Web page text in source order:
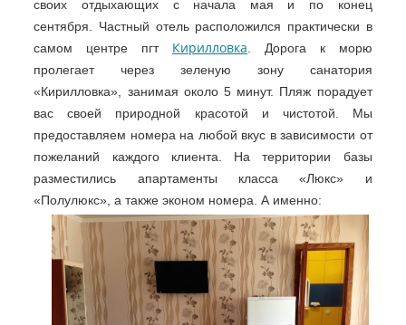
своих отдыхающих с начала мая и по конец
сентября. Частный отель расположился практически в
самом центре пгт Кирилловка . Дорога к морю
пролегает через зеленую зону санатория
«Кирилловка», занимая около 5 минут. Пляж порадует
вас своей природной красотой и чистотой. Мы
предоставляем номера на любой вкус в зависимости от
пожеланий каждого клиента. На территории базы
разместились апартаменты класса «Люкс» и
«Полулюкс», а также эконом номера. А именно: